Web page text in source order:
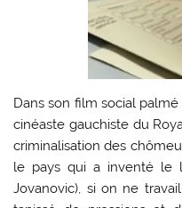
Dans son film social
cinéaste gauchiste du
criminalisation des
le pays qui a inventé le
Jovanovic), si on ne